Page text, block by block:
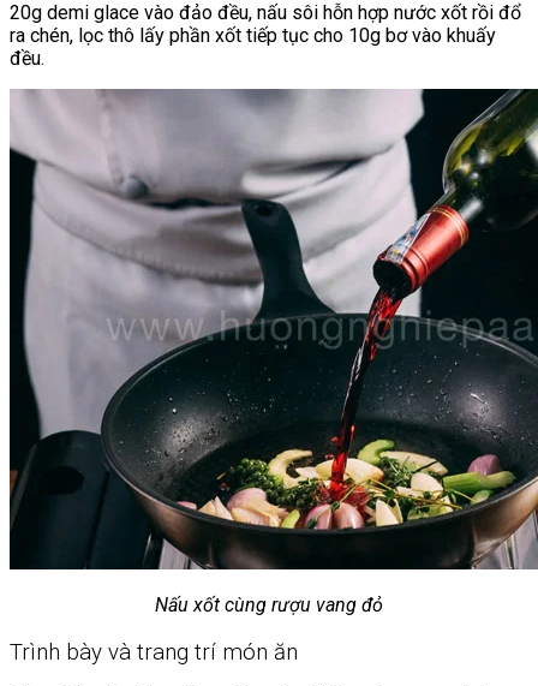
20g demi glace vào đảo đều, nấu sôi hỗn hợp nước xốt rồi đổ
ra chén, lọc thô lấy phần xốt tiếp tục cho 10g bơ vào khuấy
đều.
Nấu xốt cùng rượu vang đỏ
Trình bày và trang trí món ăn